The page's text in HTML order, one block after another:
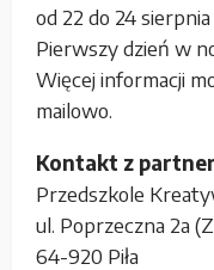
od 22 do 24
Pierwszy dzień w
Więcej informacji
mailowo.
Kontakt z
Przedszkole
ul. Poprzeczna 2a
64-920 Piła